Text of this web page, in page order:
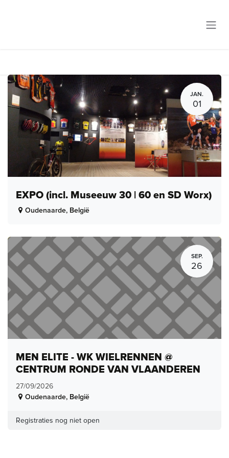
JAN.
01
EXPO (incl. Museeuw 30 | 60 en SD Worx)
Oudenaarde, België
SEP.
26
MEN ELITE - WK WIELRENNEN @
CENTRUM RONDE VAN VLAANDEREN
27/09/2026
Oudenaarde, België
Registraties nog niet open